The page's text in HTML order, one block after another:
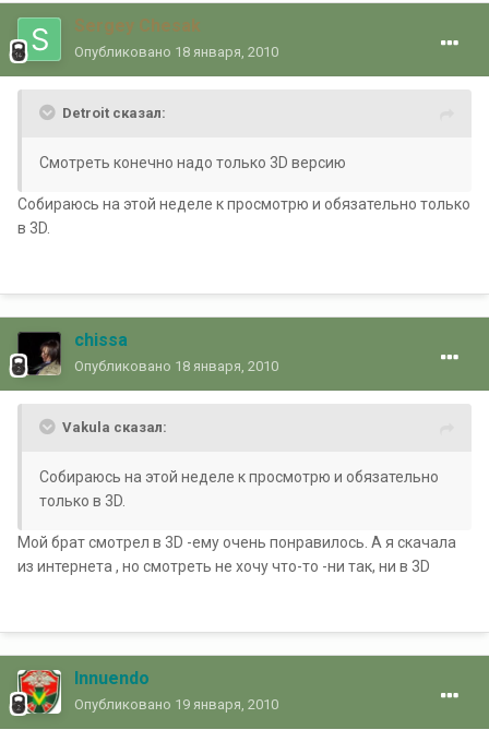
Sergey Chesak
Опубликовано 18 января, 2010
Detroit сказал:
Смотреть конечно надо только 3D версию
Собираюсь на этой неделе к просмотрю и обязательно только
в 3D.
chissa
Опубликовано 18 января, 2010
Vakula сказал:
Собираюсь на этой неделе к просмотрю и обязательно
только в 3D.
Мой брат смотрел в 3D -ему очень понравилось. А я скачала
из интернета , но смотреть не хочу что-то -ни так, ни в 3D
Innuendo
Опубликовано 19 января, 2010